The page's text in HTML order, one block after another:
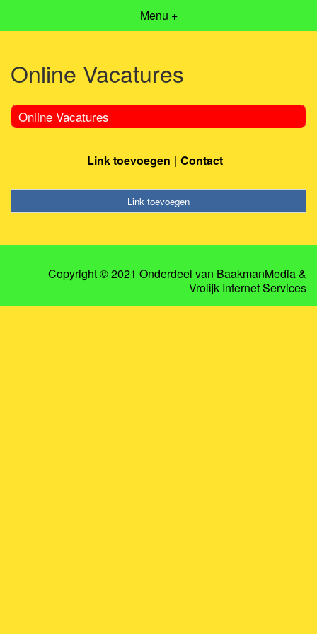
Menu +
Online Vacatures
Online Vacatures
Link toevoegen Contact
Link toevoegen
Copyright © 2021 Onderdeel van BaakmanMedia&
Vrolijk Internet Services